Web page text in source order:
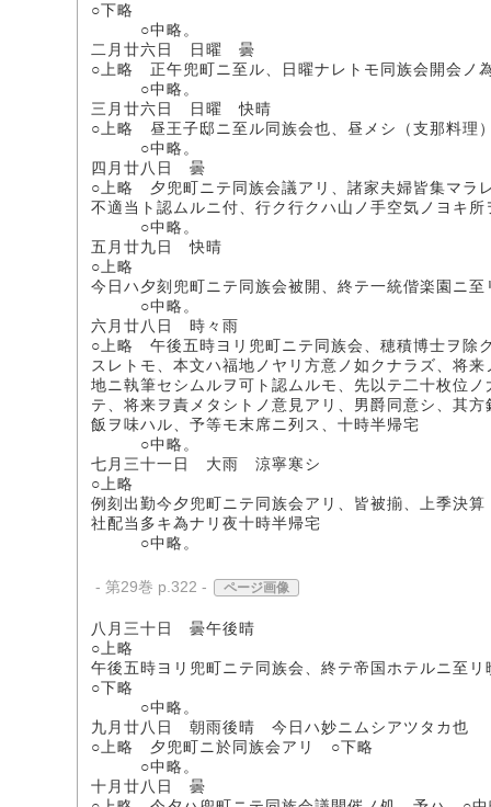
○下略
○中略。
二月廿六日 日曜 曇
○上略 正午兜町ニ至ル、日曜ナレトモ同族会開会ノ
○中略。
三月廿六日 日曜 快晴
○上略 昼王子邸ニ至ル同族会也、昼メシ（支那料理
○中略。
四月廿八日 曇
○上略 夕兜町ニテ同族会議アリ、諸家夫婦皆集マラ
不適当ト認ムルニ付、行ク行クハ山ノ手空気ノヨキ
○中略。
五月廿九日 快晴
○上略
今日ハ夕刻兜町ニテ同族会被開、終テ一統偕楽園ニ
○中略。
六月廿八日 時々雨
○上略 午後五時ヨリ兜町ニテ同族会、穂積博士ヲ除
スレトモ、本文ハ福地ノヤリ方意ノ如クナラズ、将
地ニ執筆セシムルヲ可ト認ムルモ、先以テ二十枚位
テ、将来ヲ責メタシトノ意見アリ、男爵同意シ、其
飯ヲ味ハル、予等モ末席ニ列ス、十時半帰宅
○中略。
七月三十一日 大雨 涼寧寒シ
○上略
例刻出勤今夕兜町ニテ同族会アリ、皆被揃、上季決
社配当多キ為ナリ夜十時半帰宅
○中略。
- 第29巻 p.322 - ページ画像
八月三十日 曇午後晴
○上略
午後五時ヨリ兜町ニテ同族会、終テ帝国ホテルニ至リ
○下略
○中略。
九月廿八日 朝雨後晴 今日ハ妙ニムシアツタカ也
○上略 夕兜町ニ於同族会アリ ○下略
○中略。
十月廿八日 曇